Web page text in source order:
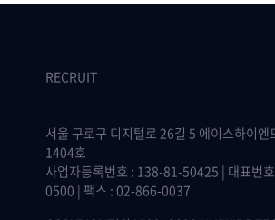
RECRUIT
서울 구로구 디지털로 26길 5 에이스하이엔
1404호
사업자등록번호 : 138-81-50425 | 대표번
0500 | 팩스 : 02-866-0037